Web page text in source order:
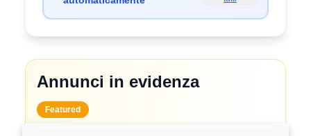
Annunci in evidenza
Featured